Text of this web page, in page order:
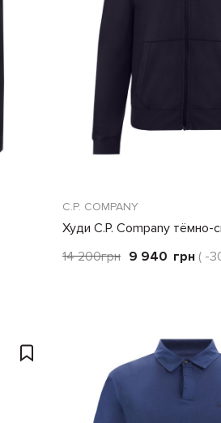
C.P. COMPANY
Худи C.P. Company тёмно-
14 200грн 9 940 грн ( -